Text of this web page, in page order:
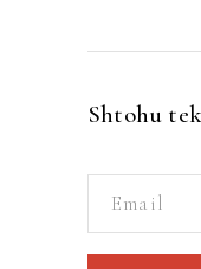
Shtohu